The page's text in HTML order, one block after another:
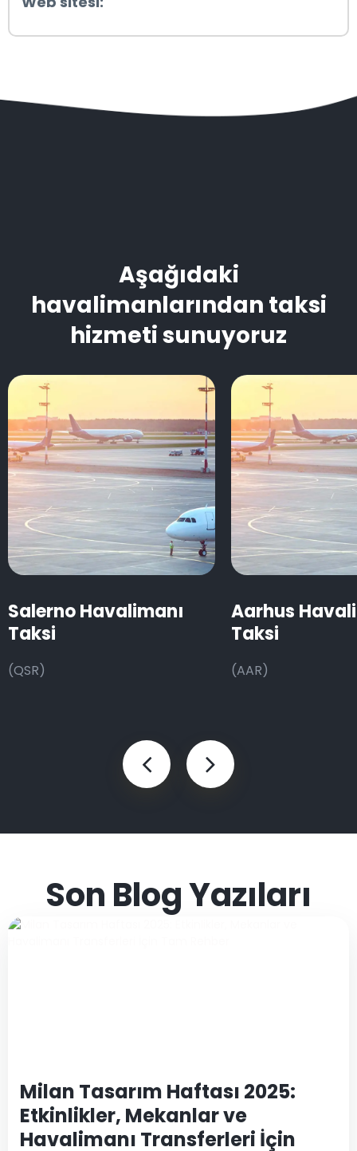
Aşağıdaki
havalimanlarından taksi
hizmeti sunuyoruz
Salerno Havalimanı
Taksi
(QSR)
Aarhus
Taksi
(AAR)
Son Blog Yazıları
Milan Tasarım Haftası 2025:
Etkinlikler, Mekanlar ve
Havalimanı Transferleri İçin